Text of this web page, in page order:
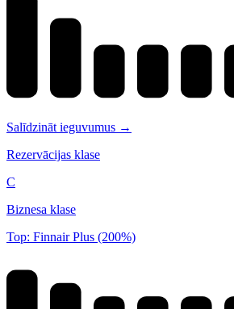
Salīdzināt ieguvumus →
Rezervācijas klase
C
Biznesa klase
Top: Finnair Plus (200%)